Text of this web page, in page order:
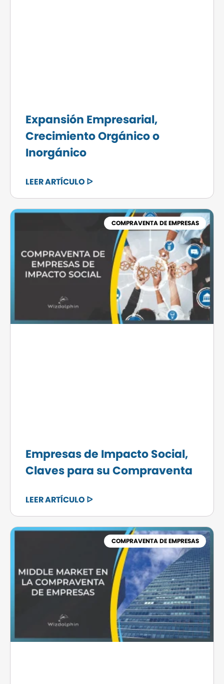
Expansión Empresarial,
Crecimiento Orgánico o
Inorgánico
LEER ARTÍCULO ᐅ
COMPRAVENTA DE EMPRESAS
Empresas de Impacto Social,
Claves para su Compraventa
LEER ARTÍCULO ᐅ
COMPRAVENTA DE EMPRESAS